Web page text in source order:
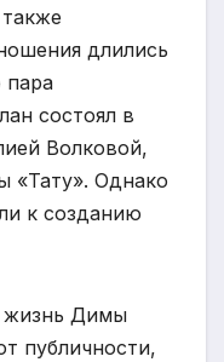
длились
пара
состоял в
Волковой,
«Тату». Однако
к созданию
жизнь Димы
публичности,